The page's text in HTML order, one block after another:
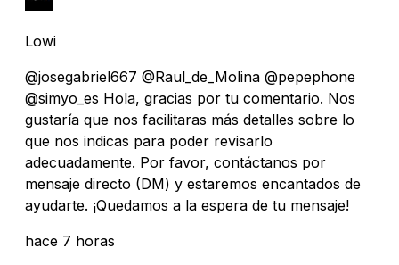
Lowi
@josegabriel667 @Raul_de_Molina @pepephone
@simyo_es Hola, gracias por tu comentario. Nos
gustaría que nos facilitaras más detalles sobre lo
que nos indicas para poder revisarlo
adecuadamente. Por favor, contáctanos por
mensaje directo (DM) y estaremos encantados de
ayudarte. ¡Quedamos a la espera de tu mensaje!
hace 7 horas